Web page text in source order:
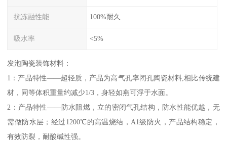
抗冻融性能 100%耐久
吸水率 <5%
发泡陶瓷装饰材料：
1：产品特性——超轻质，产品为高气孔率闭孔陶瓷材料,相比传统建
材，同等体积重量约减少1/3，身轻如燕可浮于水面。
2：产品特性——防水阻燃，立的密闭气孔结构，防水性能优越，无
需做防水层；经过1200℃的高温烧结，A1级防火，产品结构稳定，
有效防裂，耐酸碱性强。